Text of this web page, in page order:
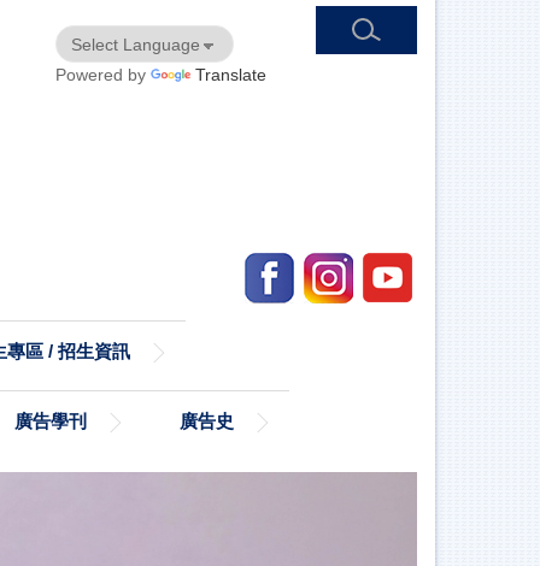
Powered by Translate
專區 / 招生資訊
廣告學刊 廣告史